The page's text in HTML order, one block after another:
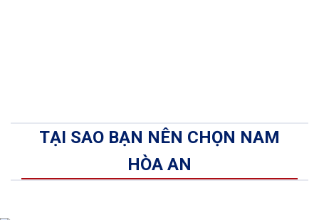
TẠI SAO BẠN NÊN CHỌN NAM
HÒA AN